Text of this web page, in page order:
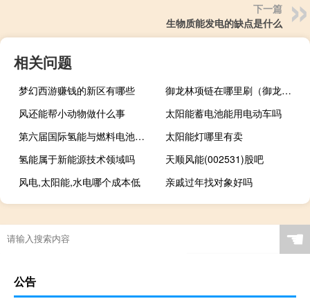
下一篇
生物质能发电的缺点是什么
相关问题
梦幻西游赚钱的新区有哪些
御龙林项链在哪里刷（御龙林项链）
风还能帮小动物做什么事
太阳能蓄电池能用电动车吗
第六届国际氢能与燃料电池汽车大会参会名单
太阳能灯哪里有卖
氢能属于新能源技术领域吗
天顺风能(002531)股吧
风电,太阳能,水电哪个成本低
亲戚过年找对象好吗
☚
公告